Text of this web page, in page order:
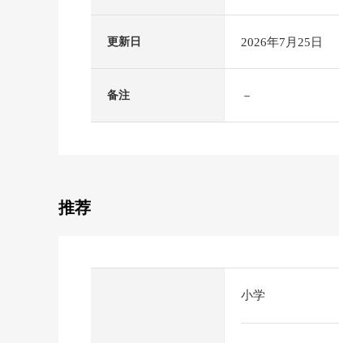
更新日 2026年7月25日
备注 －
推荐
小学